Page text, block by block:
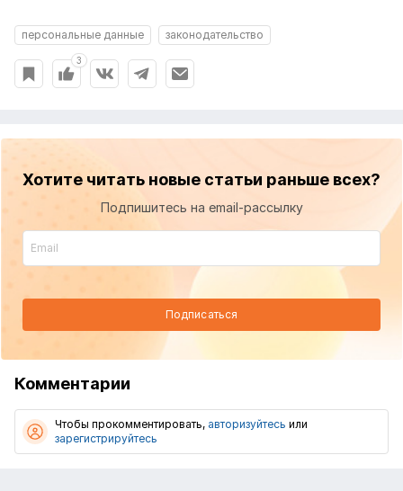
персональные данные законодательство
3
Хотите читать новые статьи раньше всех?
Подпишитесь на email-рассылку
Подписаться
Комментарии
Чтобы прокомментировать, авторизуйтесь или
зарегистрируйтесь